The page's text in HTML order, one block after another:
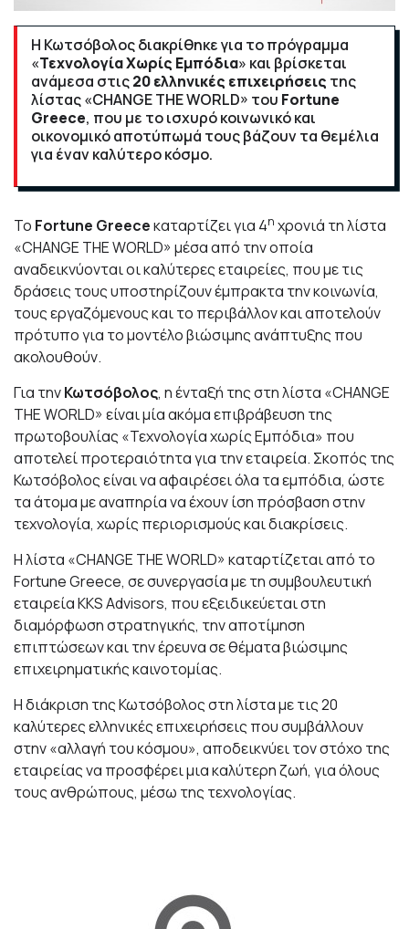
Η Κωτσόβολοςδιακρίθηκε για το πρόγραμμα
«Τεχνολογία Χωρίς Εμπόδια» και βρίσκεται
ανάμεσα στις20 ελληνικές επιχειρήσεις της
λίστας«CHANGE THE WORLD» του Fortune
Greece, που με το ισχυρό κοινωνικό και
οικονομικό αποτύπωμά τους βάζουν τα θεμέλια
για έναν καλύτερο κόσμο.
Το Fortune Greeceκαταρτίζει για 4η χρονιά τη λίστα
«CHANGE THE WORLD» μέσα από την οποία
αναδεικνύονται οι καλύτερες εταιρείες, που με τις
δράσεις τους υποστηρίζουν έμπρακτα την κοινωνία,
τους εργαζόμενους και το περιβάλλον και αποτελούν
πρότυπο για το μοντέλο βιώσιμης ανάπτυξης που
ακολουθούν.
Για τηνΚωτσόβολος, η ένταξή της στη λίστα «CHANGE
THE WORLD» είναι μία ακόμα επιβράβευση της
πρωτοβουλίας «Τεχνολογία χωρίς Εμπόδια» που
αποτελεί προτεραιότητα για την εταιρεία. Σκοπός της
Κωτσόβολος είναι να αφαιρέσει όλα τα εμπόδια, ώστε
τα άτομα με αναπηρία να έχουν ίση πρόσβαση στην
τεχνολογία, χωρίς περιορισμούς και διακρίσεις.
Η λίστα «CHANGE THE WORLD» καταρτίζεται από το
Fortune Greece, σε συνεργασία με τη συμβουλευτική
εταιρεία KKS Advisors, που εξειδικεύεται στη
διαμόρφωση στρατηγικής, την αποτίμηση
επιπτώσεων και την έρευνα σε θέματα βιώσιμης
επιχειρηματικής καινοτομίας.
Η διάκριση της Κωτσόβολος στη λίστα με τις 20
καλύτερες ελληνικές επιχειρήσεις που συμβάλλουν
στην «αλλαγή του κόσμου», αποδεικνύει τον στόχο της
εταιρείας να προσφέρει μια καλύτερη ζωή, για όλους
τους ανθρώπους, μέσω της τεχνολογίας.